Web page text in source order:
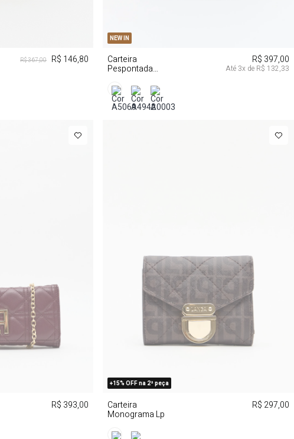
R$ 367,00 R$ 146,80
NEW IN
Carteira
Pespontada
R$ 397,00
Até 3x de R$ 132,33
R$ 393,00
+15% OFF na 2ª peça
Carteira
Monograma Lp
R$ 297,00